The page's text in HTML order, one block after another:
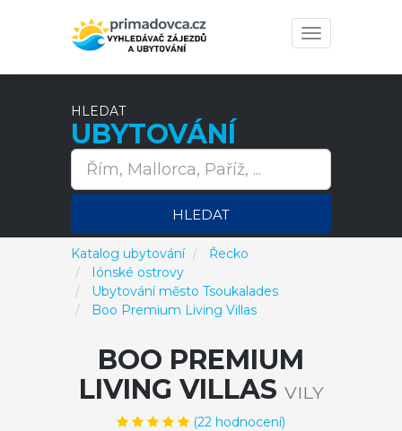
Toggle
navigation
HLEDAT
UBYTOVÁNÍ
HLEDAT
Katalog ubytování
Řecko
Iónské ostrovy
Ubytování město Tsoukalades
Boo Premium Living Villas
BOO PREMIUM
LIVING VILLAS VILY
(22 hodnocení)